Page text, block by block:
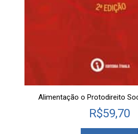
Alimentação o Protodireito
R$59,70